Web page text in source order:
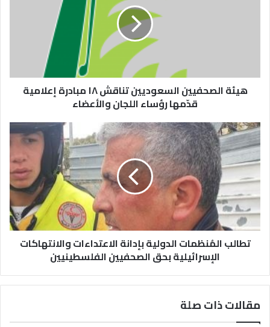
هيئة الصحفيين السعوديين تناقش ١٨ مبادرة إعلامية
قدّمها رؤساء اللجان والأعضاء
تطالب المُنظمات الدولية بإدانة الاعتداءات والانتهاكات
الإسرائيلية بحق الصحفيين الفلسطينيين
مقالات ذات صلة